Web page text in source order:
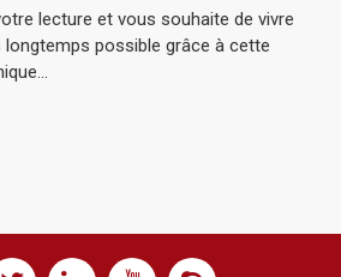
lecture et vous souhaite de vivre
longtemps possible grâce à cette